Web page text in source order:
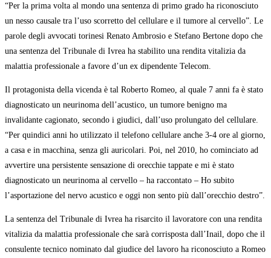
“Per la prima volta al mondo una sentenza di primo grado ha riconosciuto
un nesso causale tra l’uso scorretto del cellulare e il tumore al cervello”. Le
parole degli avvocati torinesi Renato Ambrosio e Stefano Bertone dopo che
una sentenza del Tribunale di Ivrea ha stabilito una rendita vitalizia da
malattia professionale a favore d’un ex dipendente Telecom.
Il protagonista della vicenda è tal Roberto Romeo, al quale 7 anni fa è stato
diagnosticato un neurinoma dell’acustico, un tumore benigno ma
invalidante cagionato, secondo i giudici, dall’uso prolungato del cellulare.
“Per quindici anni ho utilizzato il telefono cellulare anche 3-4 ore al giorno,
a casa e in macchina, senza gli auricolari. Poi, nel 2010, ho cominciato ad
avvertire una persistente sensazione di orecchie tappate e mi è stato
diagnosticato un neurinoma al cervello – ha raccontato – Ho subito
l’asportazione del nervo acustico e oggi non sento più dall’orecchio destro”.
La sentenza del Tribunale di Ivrea ha risarcito il lavoratore con una rendita
vitalizia da malattia professionale che sarà corrisposta dall’Inail, dopo che il
consulente tecnico nominato dal giudice del lavoro ha riconosciuto a Romeo